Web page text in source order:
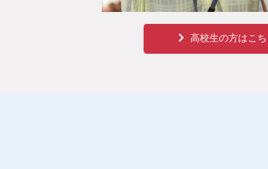
高校生の方はこ